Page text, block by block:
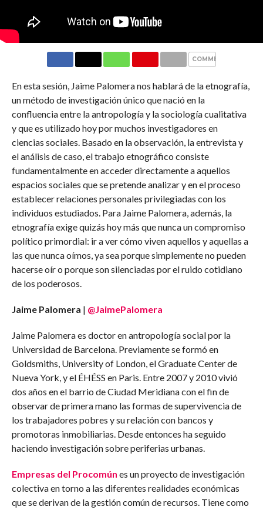
COMMENTS
En esta sesión, Jaime Palomera nos hablará de la etnografía,
un método de investigación único que nació en la
confluencia entre la antropología y la sociología cualitativa
y que es utilizado hoy por muchos investigadores en
ciencias sociales. Basado en la observación, la entrevista y
el análisis de caso, el trabajo etnográfico consiste
fundamentalmente en acceder directamente a aquellos
espacios sociales que se pretende analizar y en el proceso
establecer relaciones personales privilegiadas con los
individuos estudiados. Para Jaime Palomera, además, la
etnografía exige quizás hoy más que nunca un compromiso
político primordial: ir a ver cómo viven aquellos y aquellas a
las que nunca oímos, ya sea porque simplemente no pueden
hacerse oír o porque son silenciadas por el ruido cotidiano
de los poderosos.
Jaime Palomera | @JaimePalomera
Jaime Palomera es doctor en antropología social por la
Universidad de Barcelona. Previamente se formó en
Goldsmiths, University of London, el Graduate Center de
Nueva York, y el ÉHÉSS en Paris. Entre 2007 y 2010 vivió
dos años en el barrio de Ciudad Meridiana con el fin de
observar de primera mano las formas de supervivencia de
los trabajadores pobres y su relación con bancos y
promotoras inmobiliarias. Desde entonces ha seguido
haciendo investigación sobre periferias urbanas.
Empresas del Procomún es un proyecto de investigación
colectiva en torno a las diferentes realidades económicas
que se derivan de la gestión común de recursos. Tiene como